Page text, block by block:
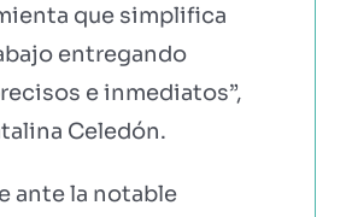
que simplifica
entregando
e inmediatos”,
Celedón.
ante la notable